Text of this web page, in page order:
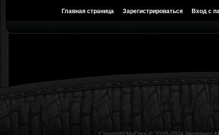
Главная страница Зарегистрироваться Вход с